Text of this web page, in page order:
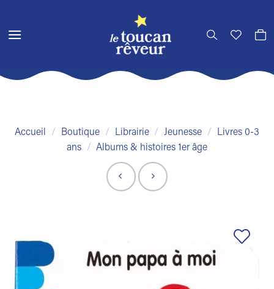
contenu
Accueil / Boutique / Librairie / Jeunesse /
Livres 0-3
ans
/ Albums & histoires 1er âge